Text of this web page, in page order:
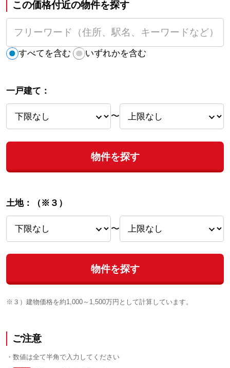
この価格付近の物件を探す
すべてを含む いずれかを含む
一戸建て：
〜
物件を探す
土地： （※３）
〜
物件を探す
※３）建物価格を約1,000～1,500万円として計算しています。
ご注意
数値は全て半角で入力してください